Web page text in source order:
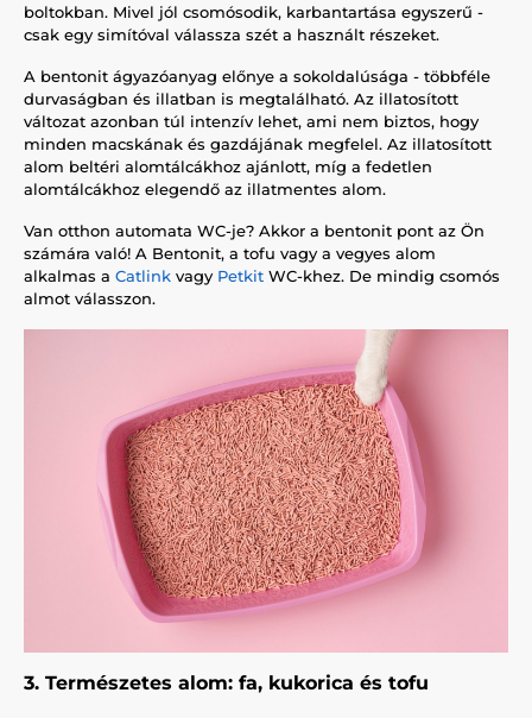
boltokban. Mivel jól csomósodik, karbantartása egyszerű -
csak egy simítóval válassza szét a használt részeket.
A bentonit ágyazóanyag előnye a sokoldalúsága - többféle
durvaságban és illatban is megtalálható. Az illatosított
változat azonban túl intenzív lehet, ami nem biztos, hogy
minden macskának és gazdájának megfelel. Az illatosított
alom beltéri alomtálcákhoz ajánlott, míg a fedetlen
alomtálcákhoz elegendő az illatmentes alom.
Van otthon automata WC-je? Akkor a bentonit pont az Ön
számára való! A Bentonit, a tofu vagy a vegyes alom
alkalmas a Catlink vagy Petkit WC-khez. De mindig csomós
almot válasszon.
3. Természetes alom: fa, kukorica és tofu